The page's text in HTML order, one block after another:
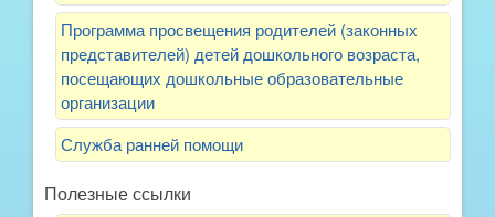
Программа просвещения родителей (законных
представителей) детей дошкольного возраста,
посещающих дошкольные образовательные
организации
Служба ранней помощи
Полезные ссылки